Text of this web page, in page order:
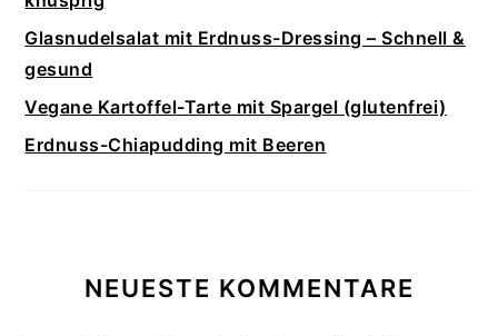
Glasnudelsalat mit Erdnuss-Dressing – Schnell &
gesund
Vegane Kartoffel-Tarte mit Spargel (glutenfrei)
Erdnuss-Chiapudding mit Beeren
NEUESTE KOMMENTARE